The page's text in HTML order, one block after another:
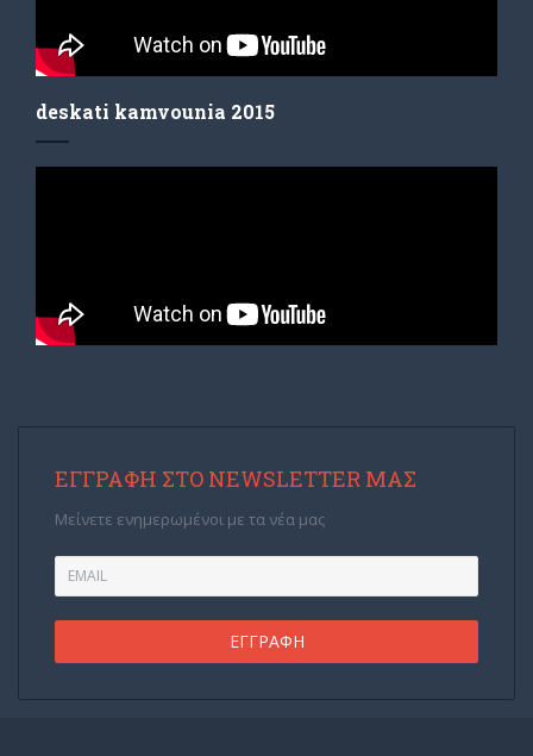
deskati kamvounia 2015
ΕΓΓΡΑΦΉ ΣΤΟ NEWSLETTER ΜΑΣ
Μείνετε ενημερωμένοι με τα νέα μας